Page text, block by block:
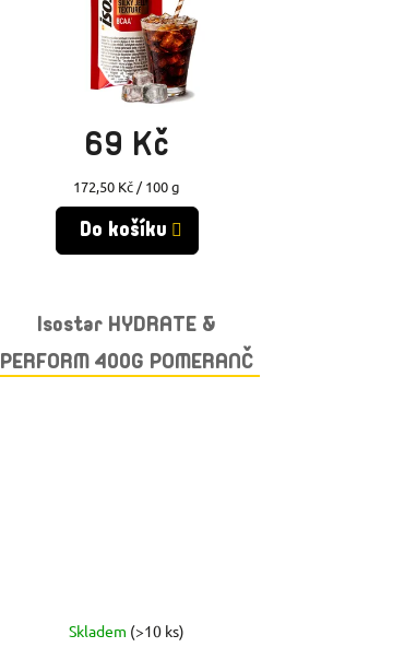
Skladem(>10 ks)
69 Kč
Měrná
cena:
172,50 Kč / 100 g
Do košíku
Isostar HYDRATE &
PERFORM 400G POMERANČ
Skladem (>10 ks)